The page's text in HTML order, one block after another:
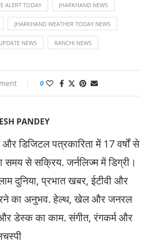
ALERT TODAY JHARKHAND NEWS
JHARKHAND WEATHER TODAY NEWS
NEWS RANCHI NEWS
0
PANDEY
और डिजिटल पत्रकारिता में 17 वर्षों से
समय से सक्रिय. जर्नलिज्म में डिग्री।
दुनिया, प्रभात खबर, ईटीवी और
का अनुभव. हेल्थ, खेल और जनरल
और डेस्क का काम. संगीत, रंगकर्म और